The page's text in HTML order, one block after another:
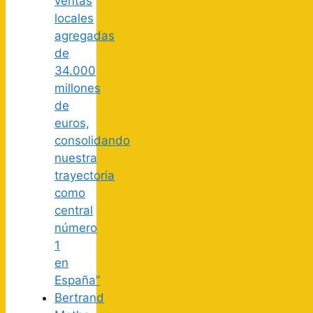
locales
agregadas
de
34.000
millones
de
euros,
consolidando
nuestra
trayectoria
como
central
número
1
en
España”
Bertrand